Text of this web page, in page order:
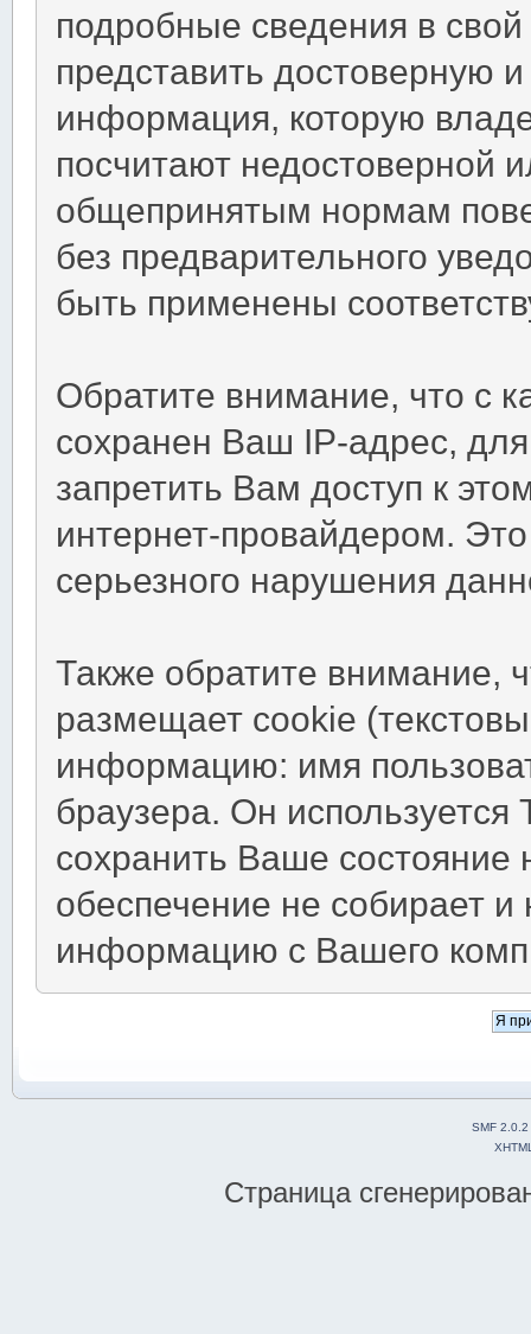
подробные сведения в
представить
информация, которую
посчитают недостоверной
общепринятым нормам
без предварительного
быть применены
Обратите внимание, что с
сохранен Ваш IP-адрес,
запретить Вам доступ к
интернет-провайдером.
серьезного нарушения
Также обратите внимание,
размещает cookie
информацию: имя
браузера. Он
сохранить Ваше
обеспечение не собирает
информацию с Вашего
SMF 2.0.2
Страница